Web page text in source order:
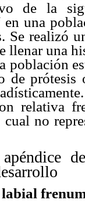
de la
una
Se realizó
llenar una
población
de prótesis
relativa
no
apéndice
labial